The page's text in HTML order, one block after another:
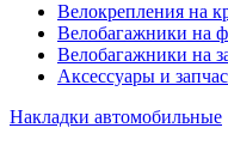
Велокрепления на
Велобагажники на
Велобагажники на
Аксессуары и
Накладки автомобильные